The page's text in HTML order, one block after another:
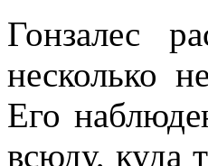
Гонзалес
несколько
Его
всюду, куда